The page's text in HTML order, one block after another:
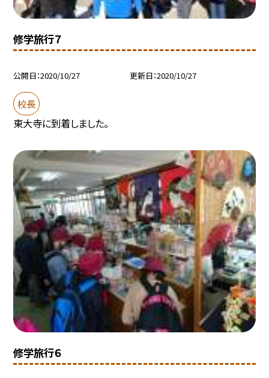
修学旅行７
公開日 2020/10/27 更新日 2020/10/27
校長
東大寺に到着しました。
修学旅行６